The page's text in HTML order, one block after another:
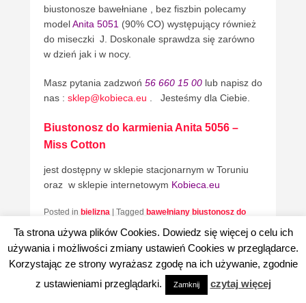
biustonosze bawełniane , bez fiszbin polecamy
modelAnita 5051 (90% CO) występujący również
do miseczki J. Doskonale sprawdza się zarówno
w dzień jak i w nocy.
Masz pytania zadzwoń 56 660 15 00 lub napisz do
nas : sklep@kobieca.eu . Jesteśmy dla Ciebie.
Biustonosz do karmienia Anita 5056 –
Miss Cotton
jest dostępny w sklepie stacjonarnym w Toruniu
oraz w sklepie internetowym Kobieca.eu
Posted in bielizna | Tagged bawełniany biustonosz do
biustonosze do karmienia Anita,staniki do karmienia
Anita
Ta strona używa plików Cookies. Dowiedz się więcej o celu ich
używania i możliwości zmiany ustawień Cookies w przeglądarce.
Korzystając ze strony wyrażasz zgodę na ich używanie, zgodnie
z ustawieniami przeglądarki.
Zamknij czytaj więcej